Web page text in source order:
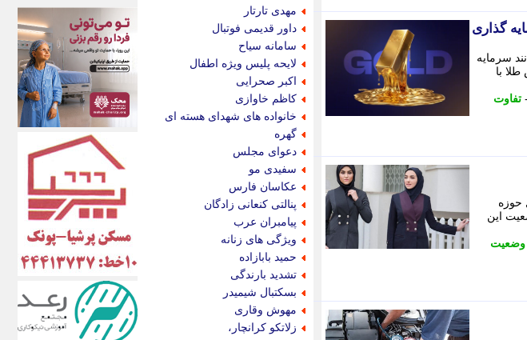
گذاری
سرمایه
با
- تفاوت
حوزه
این
وضعیت
مهدی تارتار
داور قدیمی فوتبال
سامانه سیاح
لایحه پلیس ویژه اطفال
اکبر صحرایی
کاظم خاوازی
خانواده های شهدای هسته ای
گهره
دعوای مجلس
سفیدی مو
عکاسان فارس
پنالتی کنعانی زادگان
پیامبران عرب
ویژگی های زنانه
حمید بابازاده
تشدید بارندگی
بسکتبال شیمیدر
مهوش وقاری
زلاتکو کرانچار،
اکوفارس
اکونگار
اکونیوز
الف
انتشار آنلاین
اندیشه قرن
اندیشه معاصر
اندیشه ها
انرژی پرس
ای استخدام
ایتنا
ایراف
ایران آرت
ایران آنلاین
ایران زندگی
ایران فوری
ایرانی روز
ایرانیتال